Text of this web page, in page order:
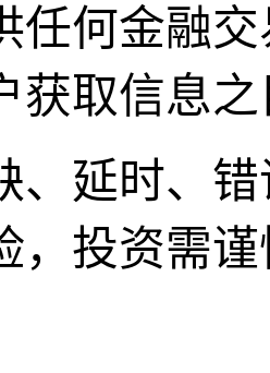
任何金融
获取信息
、延时、
，投资需